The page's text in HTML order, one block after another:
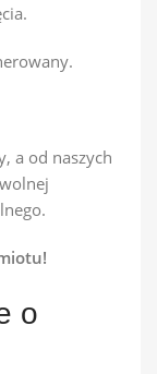
a od naszych
o